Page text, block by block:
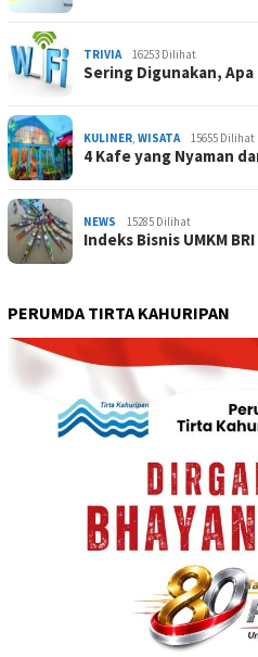
TRIVIA 16253 Dilihat
Sering Digunakan, Apa
KULINER, WISATA 15655 Dilihat
4 Kafe yang Nyaman
NEWS 15285 Dilihat
Indeks Bisnis UMKM
PERUMDA TIRTA KAHURIPAN